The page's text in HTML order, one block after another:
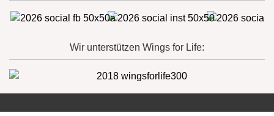
Wir unterstützen Wings for Life: